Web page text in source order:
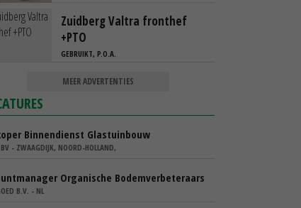
Zuidberg Valtra fronthef
+PTO
GEBRUIKT, P.O.A.
MEER ADVERTENTIES
Binnendienst Glastuinbouw
- ZWAAGDIJK, NOORD-HOLLAND,
Organische Bodemverbeteraars
B.V. - NL